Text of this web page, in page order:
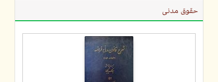
حقوق مدنی